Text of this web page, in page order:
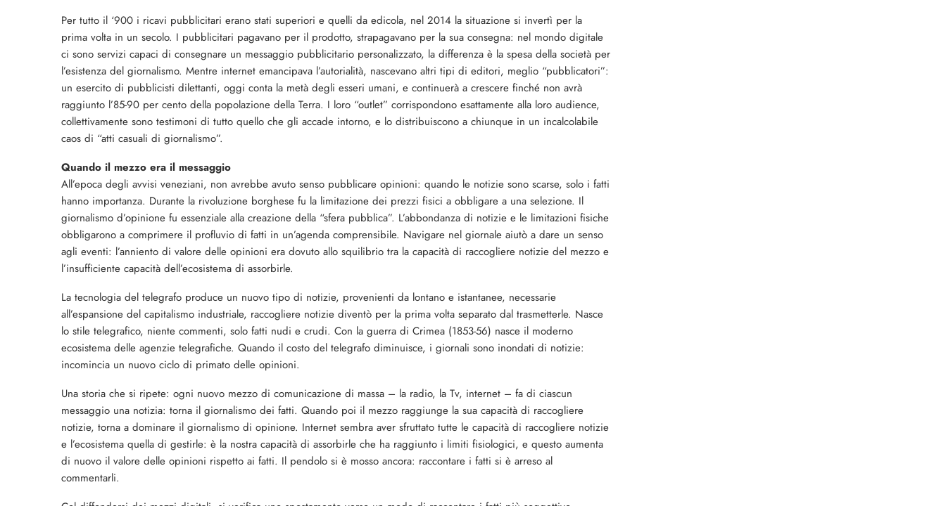
Per tutto il ‘900 i ricavi pubblicitari erano stati superiori e quelli da edicola, nel 2014 la situazione si invertì per la
prima volta in un secolo. I pubblicitari pagavano per il prodotto, strapagavano per la sua consegna: nel mondo digitale
ci sono servizi capaci di consegnare un messaggio pubblicitario personalizzato, la differenza è la spesa della società per
l’esistenza del giornalismo. Mentre internet emancipava l’autorialità, nascevano altri tipi di editori, meglio “pubblicatori”:
un esercito di pubblicisti dilettanti, oggi conta la metà degli esseri umani, e continuerà a crescere finché non avrà
raggiunto l’85-90 per cento della popolazione della Terra. I loro “outlet” corrispondono esattamente alla loro audience,
collettivamente sono testimoni di tutto quello che gli accade intorno, e lo distribuiscono a chiunque in un incalcolabile
caos di “atti casuali di giornalismo”.
Quando il mezzo era il messaggio
All’epoca degli avvisi veneziani, non avrebbe avuto senso pubblicare opinioni: quando le notizie sono scarse, solo i fatti
hanno importanza. Durante la rivoluzione borghese fu la limitazione dei prezzi fisici a obbligare a una selezione. Il
giornalismo d’opinione fu essenziale alla creazione della “sfera pubblica”. L’abbondanza di notizie e le limitazioni fisiche
obbligarono a comprimere il profluvio di fatti in un’agenda comprensibile. Navigare nel giornale aiutò a dare un senso
agli eventi: l’anniento di valore delle opinioni era dovuto allo squilibrio tra la capacità di raccogliere notizie del mezzo e
l’insufficiente capacità dell’ecosistema di assorbirle.
La tecnologia del telegrafo produce un nuovo tipo di notizie, provenienti da lontano e istantanee, necessarie
all’espansione del capitalismo industriale, raccogliere notizie diventò per la prima volta separato dal trasmetterle. Nasce
lo stile telegrafico, niente commenti, solo fatti nudi e crudi. Con la guerra di Crimea (1853-56) nasce il moderno
ecosistema delle agenzie telegrafiche. Quando il costo del telegrafo diminuisce, i giornali sono inondati di notizie:
incomincia un nuovo ciclo di primato delle opinioni.
Una storia che si ripete: ogni nuovo mezzo di comunicazione di massa – la radio, la Tv, internet – fa di ciascun
messaggio una notizia: torna il giornalismo dei fatti. Quando poi il mezzo raggiunge la sua capacità di raccogliere
notizie, torna a dominare il giornalismo di opinione. Internet sembra aver sfruttato tutte le capacità di raccogliere notizie
e l’ecosistema quella di gestirle: è la nostra capacità di assorbirle che ha raggiunto i limiti fisiologici, e questo aumenta
di nuovo il valore delle opinioni rispetto ai fatti. Il pendolo si è mosso ancora: raccontare i fatti si è arreso al
commentarli.